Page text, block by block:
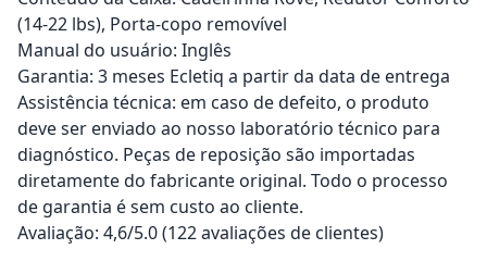
(14-22 lbs), Porta-copo removível
Manual do usuário: Inglês
Garantia: 3 meses Ecletiq a partir da data de entrega
Assistência técnica: em caso de defeito, o produto
deve ser enviado ao nosso laboratório técnico para
diagnóstico. Peças de reposição são importadas
diretamente do fabricante original. Todo o processo
de garantia é sem custo ao cliente.
Avaliação: 4,6/5.0 (122 avaliações de clientes)